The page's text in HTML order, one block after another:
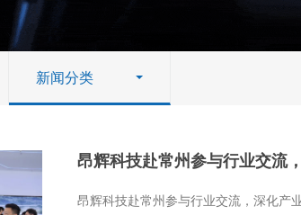
新闻分类
昂辉科技赴常州参与行业交流
昂辉科技赴常州参与行业交流，深化产